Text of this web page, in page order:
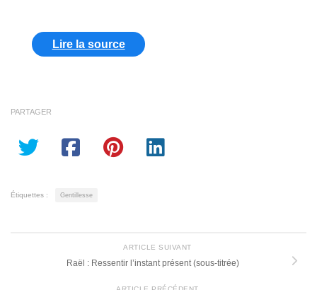
Lire la source
PARTAGER
Étiquettes : Gentillesse
ARTICLE SUIVANT
Raël : Ressentir l’instant présent (sous-titrée)